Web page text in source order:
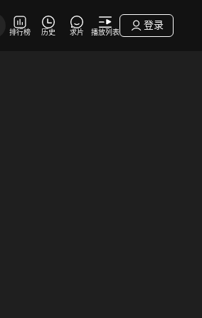
排行榜 历史 求片 播放列表
登录